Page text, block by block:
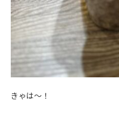
きゃは～！